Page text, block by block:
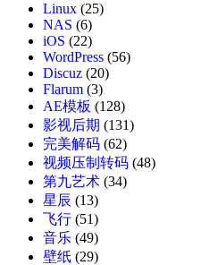
Linux (25)
NAS (6)
iOS (22)
WordPress (56)
Discuz (20)
Flarum (3)
AE模板 (128)
影视后期 (131)
完美解码 (62)
视频压制转码 (48)
第九艺术 (34)
星辰 (13)
飞行 (51)
音乐 (49)
壁纸 (29)